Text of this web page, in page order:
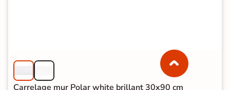
Carrelage mur Polar white brillant 30x90 cm